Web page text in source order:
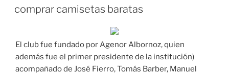
comprar camisetas baratas
El club fue fundado por Agenor Albornoz, quien
además fue el primer presidente de la institución)
acompañado de José Fierro, Tomás Barber, Manuel